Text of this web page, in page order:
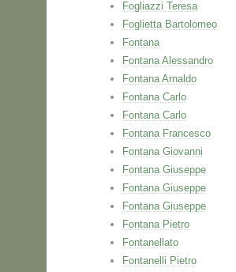
Fogliazzi Teresa
Foglietta Bartolomeo
Fontana
Fontana Alessandro
Fontana Arnaldo
Fontana Carlo
Fontana Carlo
Fontana Francesco
Fontana Giovanni
Fontana Giuseppe
Fontana Giuseppe
Fontana Giuseppe
Fontana Pietro
Fontanellato
Fontanelli Pietro